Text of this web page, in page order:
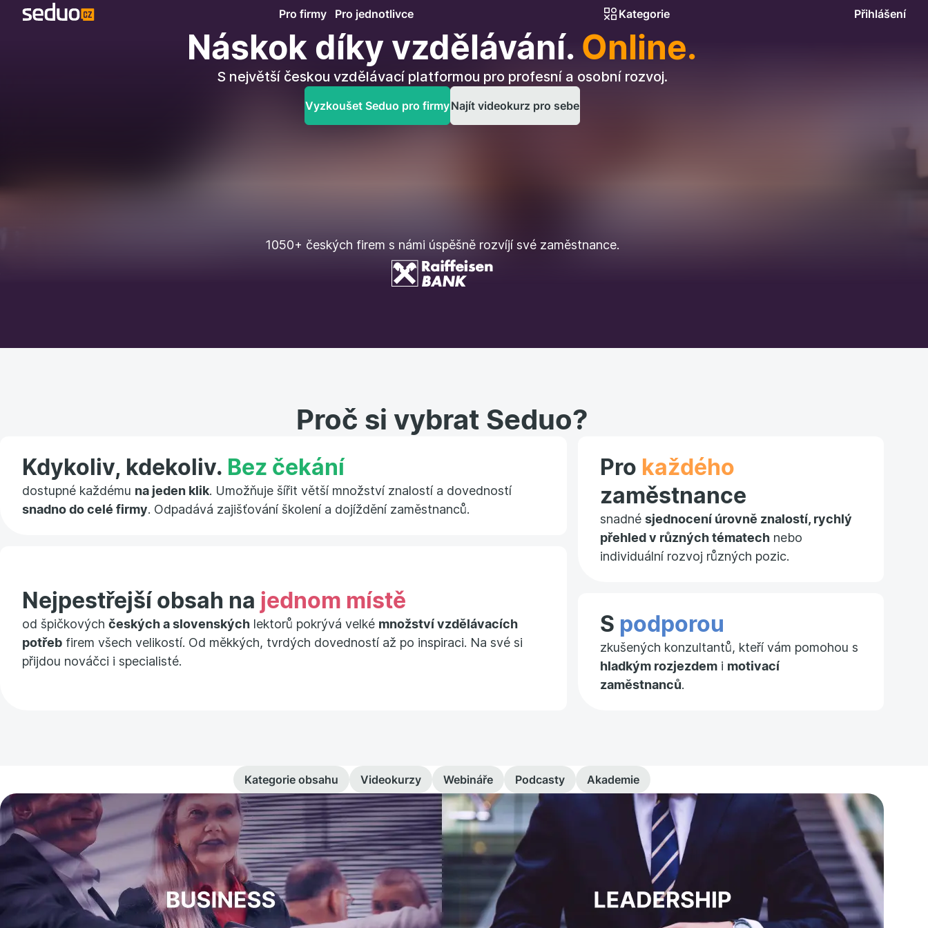
Pro firmy Pro jednotlivce Kategorie Přihlášení
Náskok díky vzdělávání. Online.
S největší českou vzdělávací platformou pro profesní a osobní rozvoj.
Vyzkoušet Seduo pro firmyNajít videokurz pro sebe
1050+ českých firem s námi úspěšně rozvíjí své zaměstnance.
Proč si vybrat Seduo?
Kdykoliv, kdekoliv. Bez čekání
dostupné každému na jeden klik. Umožňuje šířit větší množství znalostí a dovedností
snadno do celé firmy. Odpadává zajišťování školení a dojíždění zaměstnanců.
Pro každého
zaměstnance
snadnésjednocení úrovně znalostí, rychlý
přehled v různých tématech nebo
individuální rozvoj různých pozic.
Nejpestřejší obsah na jednom místě
od špičkových českých a slovenských lektorů pokrývá velké množství vzdělávacích
potřeb firem všech velikostí. Od měkkých, tvrdých dovedností až po inspiraci. Na své si
přijdou nováčci i specialisté.
S podporou
zkušených konzultantů, kteří vám pomohou s
hladkým rozjezdem i motivací
zaměstnanců.
Kategorie obsahu Videokurzy Webináře Podcasty Akademie